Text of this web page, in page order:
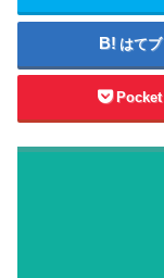
はてブ
Pocket